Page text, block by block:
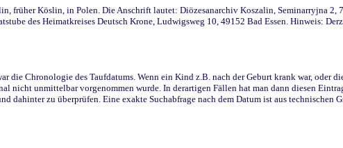
früher Köslin, in Polen. Die Anschrift lautet: Diözesanarchiv Koszalin, Seminarryjna 2,
des Heimatkreises Deutsch Krone, Ludwigsweg 10, 49152 Bad Essen. Hinweis:
die Chronologie des Taufdatums. Wenn ein Kind z.B. nach der Geburt krank war, oder
nicht unmittelbar vorgenommen wurde. In derartigen Fällen hat man dann diesen
dahinter zu überprüfen. Eine exakte Suchabfrage nach dem Datum ist aus technischen